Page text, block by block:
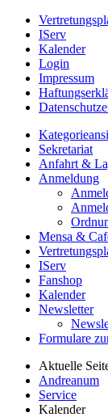
IServ
Kalender
Login
Impressum
Sekretariat
Anfahrt &
Anmeldung
Mensa &
IServ
Fanshop
Kalender
Newsletter
Formulare
Aktuelle
Andreanum
Service
Kalender